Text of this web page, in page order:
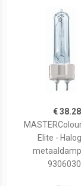
€ 38.28
Elite -